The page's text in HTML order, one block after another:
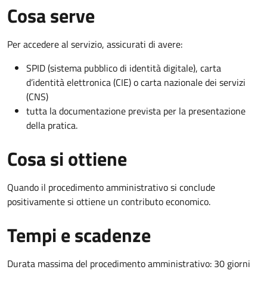
Cosa serve
Per accedere al servizio, assicurati di avere:
SPID (sistema pubblico di identità digitale), carta
d’identità elettronica (CIE) o carta nazionale dei servizi
(CNS)
tutta la documentazione prevista per la presentazione
della pratica.
Cosa si ottiene
Quando il procedimento amministrativo si conclude
positivamente si ottiene un contributo economico.
Tempi e scadenze
Durata massima del procedimento amministrativo: 30 giorni